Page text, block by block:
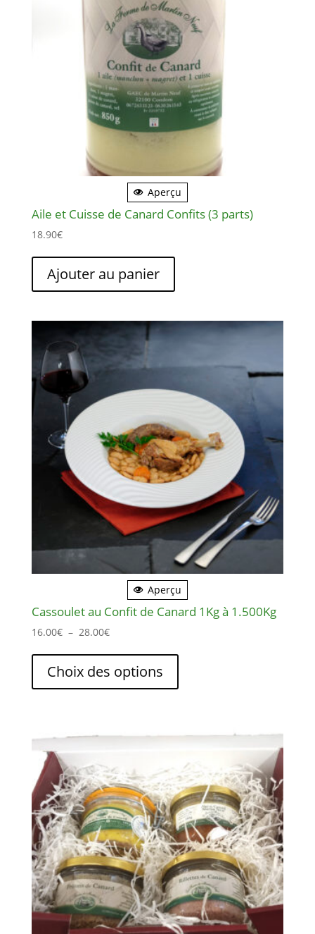
Aperçu
Aile et Cuisse de Canard Confits (3 parts)
18.90€
Ajouter au panier
Aperçu
Cassoulet au Confit de Canard 1Kg à 1.500Kg
16.00€ – 28.00€Plage
16.00€
Choix des options
a
options
peuvent
être
choisies
sur
la
page
du
produit